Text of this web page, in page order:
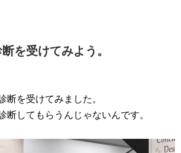
を受けてみよう。
断を受けてみました。
断してもらうんじゃないんです。